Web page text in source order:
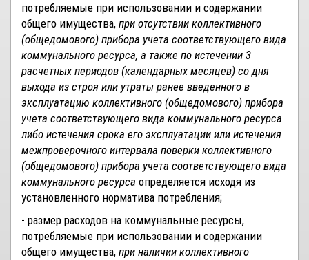
потребляемые при использовании и содержании
общего имущества, при отсутствии коллективного
(общедомового) прибора учета соответствующего вида
коммунального ресурса, а также по истечении 3
расчетных периодов (календарных месяцев) со дня
выхода из строя или утраты ранее введенного в
эксплуатацию коллективного (общедомового) прибора
учета соответствующего вида коммунального ресурса
либо истечения срока его эксплуатации или истечения
межпроверочного интервала поверки коллективного
(общедомового) прибора учета соответствующего вида
коммунального ресурса определяется исходя из
установленного норматива потребления;
- размер расходов на коммунальные ресурсы,
потребляемые при использовании и содержании
общего имущества, при наличии коллективного